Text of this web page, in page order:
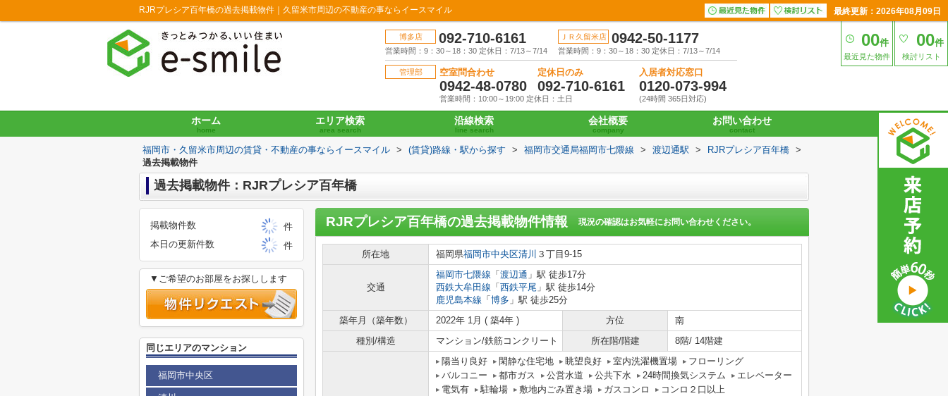
RJRプレシア百年橋の過去掲載物件｜久留米市周辺の不動産の事ならイースマイル 最終更新：2026年08月09日
博多店 092-710-6161
営業時間：9：30～18：30 定休日：7/13～7/14
ＪＲ久留米店 0942-50-1177
営業時間：9：30～18：30 定休日：7/13～7/14
管理部 空室問合わせ
0942-48-0780
定休日のみ
092-710-6161
営業時間：10:00～19:00 定休日：土日
入居者対応窓口
0120-073-994
(24時間 365日対応)
00件
最近見た物件
00件
検討リスト
ホーム
home
エリア検索
area search
沿線検索
line search
会社概要
company
お問い合わせ
contact
福岡市・久留米市周辺の賃貸・不動産の事ならイースマイル > (賃貸)路線・駅から探す > 福岡市交通局福岡市七隈線 > 渡辺通駅 > RJRプレシア百年橋 >
過去掲載物件
過去掲載物件：RJRプレシア百年橋
RJRプレシア百年橋の過去掲載物件情報 現況の確認はお気軽にお問い合わせください。
所在地 福岡県福岡市中央区清川 ３丁目9-15
交通
福岡市七隈線 「 渡辺通 」駅 徒歩17分
西鉄大牟田線 「 西鉄平尾 」駅 徒歩14分
鹿児島本線 「 博多 」駅 徒歩25分
築年月（築年数）
2022年 1月 ( 築4年 ) 方位
南
種別/構造
マンション/鉄筋コンクリート 所在階/階建 8階/ 14階建
陽当り良好 閑静な住宅地 眺望良好 室内洗濯機置場
フローリング
バルコニー
都市ガス 公営水道 公共下水 24時間換気システム
エレベーター
電気有
駐輪場 敷地内ごみ置き場 ガスコンロ
コンロ２口以上
掲載物件数
件
本日の更新件数
件
▼ご希望のお部屋をお探しします
同じエリアのマンション
福岡市中央区